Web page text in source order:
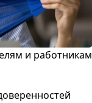
и работникам